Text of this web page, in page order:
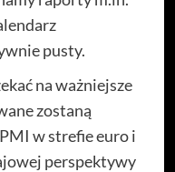
pusty.
na ważniejsze
zostaną
w strefie euro i
perspektywy